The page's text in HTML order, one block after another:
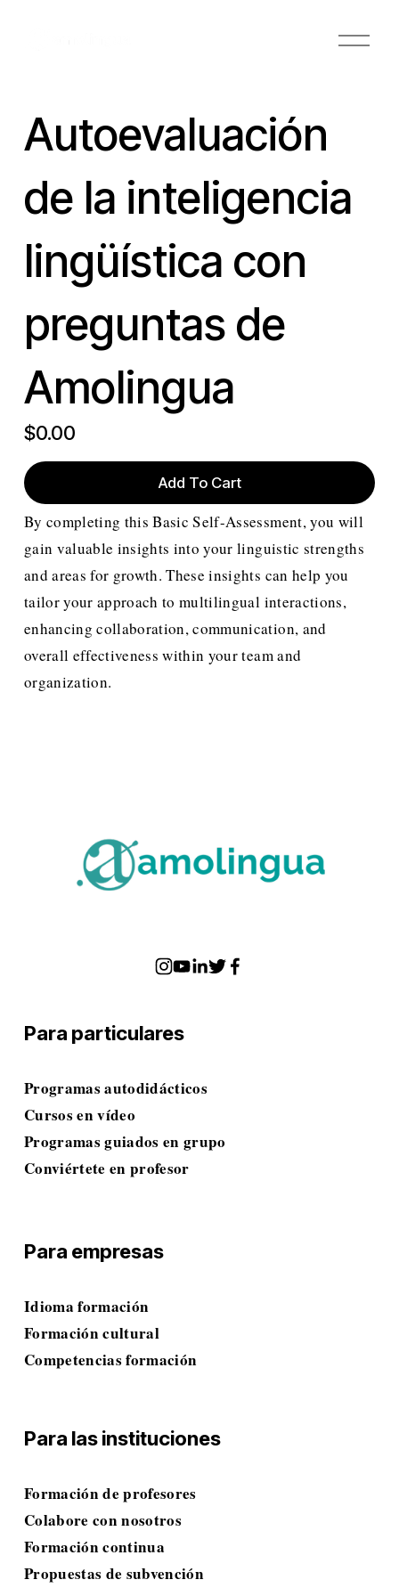
A
Autoevaluación
de la inteligencia
lingüística con
preguntas de
Amolingua
$0.00
Add To Cart
By completing this Basic Self-Assessment, you will
gain valuable insights into your linguistic strengths
and areas for growth. These insights can help you
tailor your approach to multilingual interactions,
enhancing collaboration, communication, and
overall effectiveness within your team and
organization.
Para particulares
Programas autodidácticos
Cursos en vídeo
Programas guiados en grupo
Conviértete en profesor
Para empresas
Idioma formación
Formación cultural
Competencias formación
Para las instituciones
Formación de profesores
Colabore con nosotros
Formación continua
Propuestas de subvención